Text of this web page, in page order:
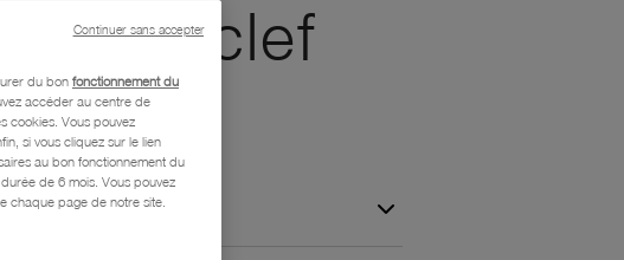
et clef
du bon fonctionnement du
accéder au centre de
cookies. Vous pouvez
si vous cliquez sur le lien
au bon fonctionnement du
de 6 mois. Vous pouvez
chaque page de notre site.
Continuer sans accepter